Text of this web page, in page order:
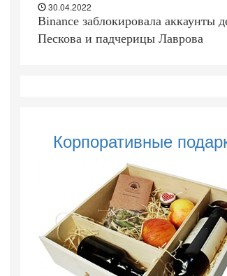
30.04.2022
Binance заблокировала аккаунты
Пескова и падчерицы Лаврова
Корпоративные